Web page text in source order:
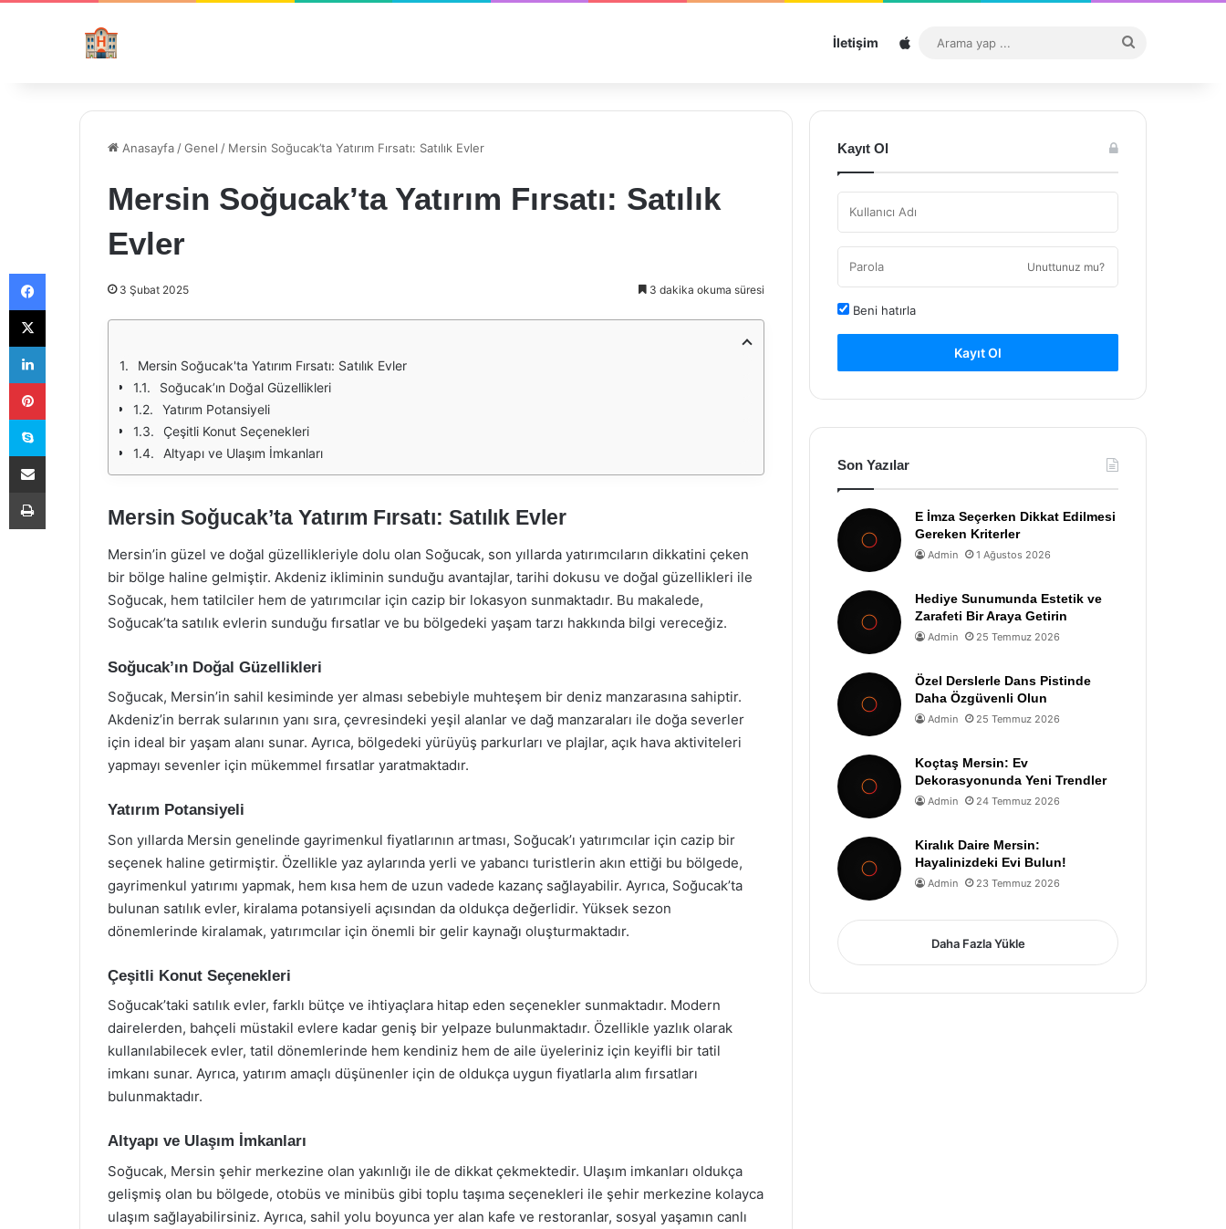
İletişim Sitemap
...
Anasayfa /Genel / Mersin Soğucak’ta Yatırım Fırsatı: Satılık Evler
Mersin Soğucak’ta Yatırım Fırsatı: Satılık
Evler
3 Şubat 2025 3 dakika okuma süresi
Mersin Soğucak'ta Yatırım Fırsatı: Satılık Evler
Soğucak’ın Doğal Güzellikleri
Yatırım Potansiyeli
Çeşitli Konut Seçenekleri
Altyapı ve Ulaşım İmkanları
Mersin Soğucak’ta Yatırım Fırsatı: Satılık Evler
Mersin’in güzel ve doğal güzellikleriyle dolu olan Soğucak, son yıllarda yatırımcıların dikkatini çeken
bir bölge haline gelmiştir. Akdeniz ikliminin sunduğu avantajlar, tarihi dokusu ve doğal güzellikleri ile
Soğucak, hem tatilciler hem de yatırımcılar için cazip bir lokasyon sunmaktadır. Bu makalede,
Soğucak’ta satılık evlerin sunduğu fırsatlar ve bu bölgedeki yaşam tarzı hakkında bilgi vereceğiz.
Soğucak’ın Doğal Güzellikleri
Soğucak, Mersin’in sahil kesiminde yer alması sebebiyle muhteşem bir deniz manzarasına sahiptir.
Akdeniz’in berrak sularının yanı sıra, çevresindeki yeşil alanlar ve dağ manzaraları ile doğa severler
için ideal bir yaşam alanı sunar. Ayrıca, bölgedeki yürüyüş parkurları ve plajlar, açık hava aktiviteleri
yapmayı sevenler için mükemmel fırsatlar yaratmaktadır.
Yatırım Potansiyeli
Son yıllarda Mersin genelinde gayrimenkul fiyatlarının artması, Soğucak’ı yatırımcılar için cazip bir
seçenek haline getirmiştir. Özellikle yaz aylarında yerli ve yabancı turistlerin akın ettiği bu bölgede,
gayrimenkul yatırımı yapmak, hem kısa hem de uzun vadede kazanç sağlayabilir. Ayrıca, Soğucak’ta
bulunan satılık evler, kiralama potansiyeli açısından da oldukça değerlidir. Yüksek sezon
dönemlerinde kiralamak, yatırımcılar için önemli bir gelir kaynağı oluşturmaktadır.
Çeşitli Konut Seçenekleri
Soğucak’taki satılık evler, farklı bütçe ve ihtiyaçlara hitap eden seçenekler sunmaktadır. Modern
dairelerden, bahçeli müstakil evlere kadar geniş bir yelpaze bulunmaktadır. Özellikle yazlık olarak
kullanılabilecek evler, tatil dönemlerinde hem kendiniz hem de aile üyeleriniz için keyifli bir tatil
imkanı sunar. Ayrıca, yatırım amaçlı düşünenler için de oldukça uygun fiyatlarla alım fırsatları
bulunmaktadır.
Altyapı ve Ulaşım İmkanları
Soğucak, Mersin şehir merkezine olan yakınlığı ile de dikkat çekmektedir. Ulaşım imkanları oldukça
gelişmiş olan bu bölgede, otobüs ve minibüs gibi toplu taşıma seçenekleri ile şehir merkezine kolayca
ulaşım sağlayabilirsiniz. Ayrıca, sahil yolu boyunca yer alan kafe ve restoranlar, sosyal yaşamın canlı
Kayıt Ol
Unuttunuz mu?
Beni hatırla
Kayıt Ol
Son Yazılar
E İmza Seçerken Dikkat Edilmesi
Gereken Kriterler
Admin 1 Ağustos 2026
Hediye Sunumunda Estetik ve
Zarafeti Bir Araya Getirin
Admin 25 Temmuz 2026
Özel Derslerle Dans Pistinde
Daha Özgüvenli Olun
Admin 25 Temmuz 2026
Koçtaş Mersin: Ev
Dekorasyonunda Yeni Trendler
Admin 24 Temmuz 2026
Kiralık Daire Mersin:
Hayalinizdeki Evi Bulun!
Admin 23 Temmuz 2026
Daha Fazla Yükle
Facebook
X
LinkedIn
Pinterest
Skype
E-Posta ile paylaş